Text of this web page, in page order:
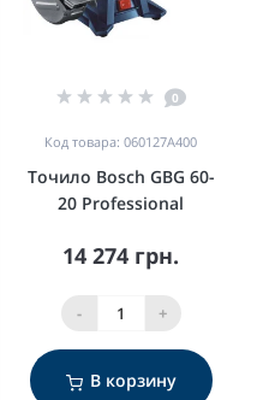
0
Код товара: 060127A400
Точило Bosch GBG 60-
20 Professional
14 274 грн.
- +
В корзину